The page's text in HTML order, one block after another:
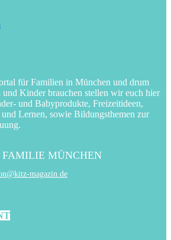
für Familien in München und drum
Kinder brauchen stellen wir euch hier
und Babyprodukte, Freizeitideen,
Lernen, sowie Bildungsthemen zur
MÜNCHEN
magazin.de